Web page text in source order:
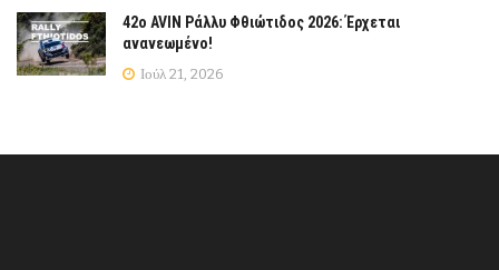
42ο AVIN Ράλλυ Φθιώτιδος 2026: Έρχεται
ανανεωμένο!
Ιούλ 21, 2026